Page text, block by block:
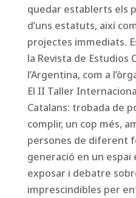
quedar establerts els
d’uns estatuts, així
projectes immediats.
la Revista de Estudios
l’Argentina, com a
El II Taller
Catalans: trobada de
complir, un cop més,
persones de diferent
generació en un espai
exposar i debatre
imprescindibles per